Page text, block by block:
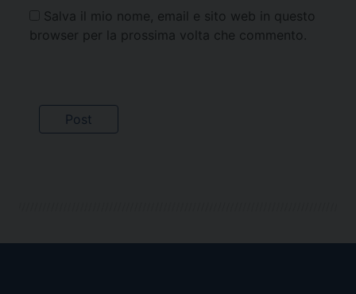
Salva il mio nome, email e sito web in questo
browser per la prossima volta che commento.